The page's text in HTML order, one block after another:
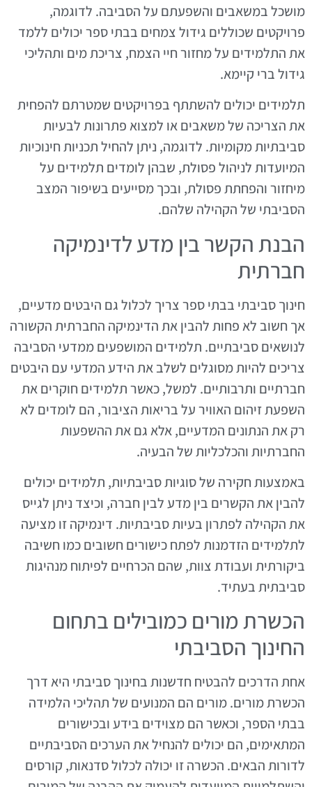
מושכל במשאבים והשפעתם על הסביבה. לדוגמה,
פרויקטים שכוללים גידול צמחים בבתי ספר יכולים ללמד
את התלמידים על מחזור חיי הצמח, צריכת מים ותהליכי
גידול ברי קיימא.
תלמידים יכולים להשתתף בפרויקטים שמטרתם להפחית
את הצריכה של משאבים או למצוא פתרונות לבעיות
סביבתיות מקומיות. לדוגמה, ניתן להחיל תכניות חינוכיות
המיועדות לניהול פסולת, שבהן לומדים תלמידים על
מיחזור והפחתת פסולת, ובכך מסייעים בשיפור המצב
הסביבתי של הקהילה שלהם.
הבנת הקשר בין מדע לדינמיקה
חברתית
חינוך סביבתי בבתי ספר צריך לכלול גם היבטים מדעיים,
אך חשוב לא פחות להבין את הדינמיקה החברתית הקשורה
לנושאים סביבתיים. תלמידים המושפעים ממדעי הסביבה
צריכים להיות מסוגלים לשלב את הידע המדעי עם היבטים
חברתיים ותרבותיים. למשל, כאשר תלמידים חוקרים את
השפעת זיהום האוויר על בריאות הציבור, הם לומדים לא
רק את הנתונים המדעיים, אלא גם את ההשפעות
החברתיות והכלכליות של הבעיה.
באמצעות חקירה של סוגיות סביבתיות, תלמידים יכולים
להבין את הקשרים בין מדע לבין חברה, וכיצד ניתן לגייס
את הקהילה לפתרון בעיות סביבתיות. דינמיקה זו מציעה
לתלמידים הזדמנות לפתח כישורים חשובים כמו חשיבה
ביקורתית ועבודת צוות, שהם הכרחיים לפיתוח מנהיגות
סביבתית בעתיד.
הכשרת מורים כמובילים בתחום
החינוך הסביבתי
אחת הדרכים להבטיח חדשנות בחינוך סביבתי היא דרך
הכשרת מורים. מורים הם המנועים של תהליכי הלמידה
בבתי הספר, וכאשר הם מצוידים בידע ובכישורים
המתאימים, הם יכולים להנחיל את הערכים הסביבתיים
לדורות הבאים. הכשרה זו יכולה לכלול סדנאות, קורסים